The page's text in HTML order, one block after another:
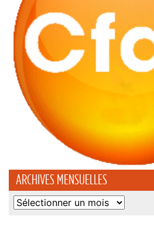
ARCHIVES MENSUELLES
Archives